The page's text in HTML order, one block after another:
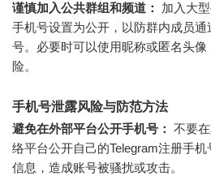
谨慎加入公共群组和频道：
加入大
手机号设置为公开，以防群内成员
号。必要时可以使用昵称或匿名头
险。
手机号泄露风险与防范方法
避免在外部平台公开手机号： 不要
络平台公开自己的Telegram注册手
信息，造成账号被骚扰或攻击。